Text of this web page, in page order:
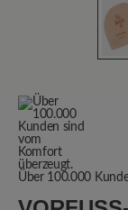
Über 100.000